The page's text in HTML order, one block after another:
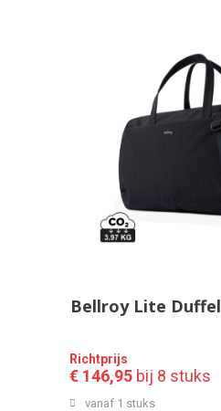
Bellroy Lite Duffel
Richtprijs
€ 146,95 bij 8 stuks
vanaf 1 stuks